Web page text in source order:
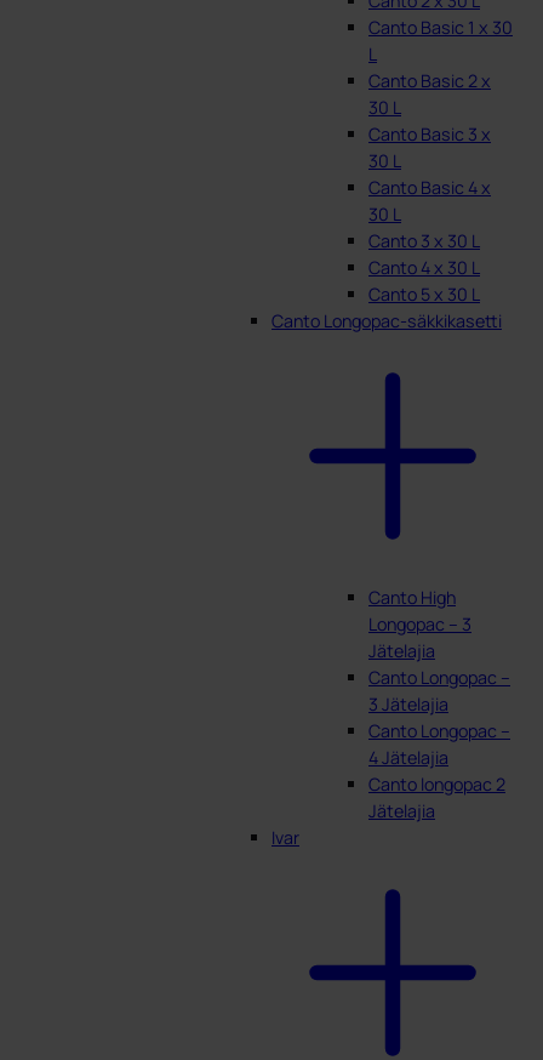
Canto Basic 1 x 30
L
Canto Basic 2 x
30 L
Canto Basic 3 x
30 L
Canto Basic 4 x
30 L
Canto 3 x 30 L
Canto 4 x 30 L
Canto 5 x 30 L
Canto Longopac-säkkikasetti
Canto High
Longopac – 3
Jätelajia
Canto Longopac –
3 Jätelajia
Canto Longopac –
4 Jätelajia
Canto longopac 2
Jätelajia
Ivar